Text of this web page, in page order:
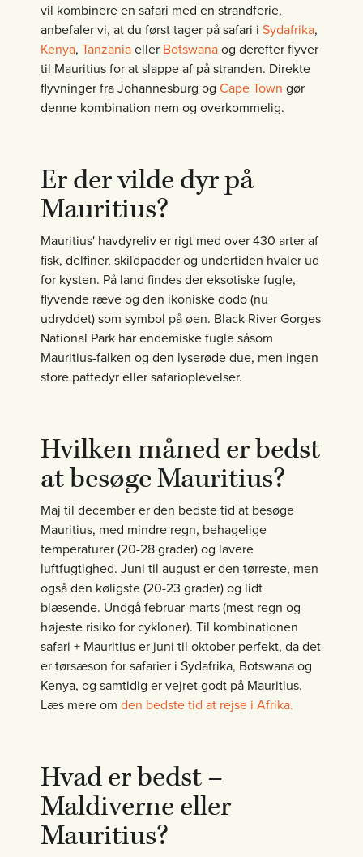
vil kombinere en safari med en strandferie,
anbefaler vi, at du først tager på safari i Sydafrika,
Kenya, Tanzaniaeller Botswanaog derefter flyver
til Mauritius for at slappe af på stranden. Direkte
flyvninger fra Johannesburg og Cape Town gør
denne kombination nem og overkommelig.
Er der vilde dyr på
Mauritius?
Mauritius' havdyreliv er rigt med over 430 arter af
fisk, delfiner, skildpadder og undertiden hvaler ud
for kysten. På land findes der eksotiske fugle,
flyvende ræve og den ikoniske dodo (nu
udryddet) som symbol på øen. Black River Gorges
National Park har endemiske fugle såsom
Mauritius-falken og den lyserøde due, men ingen
store pattedyr eller safarioplevelser.
Hvilken måned er bedst
at besøge Mauritius?
Maj til december er den bedste tid at besøge
Mauritius, med mindre regn, behagelige
temperaturer (20-28 grader) og lavere
luftfugtighed. Juni til august er den tørreste, men
også den køligste (20-23 grader) og lidt
blæsende. Undgå februar-marts (mest regn og
højeste risiko for cykloner). Til kombinationen
safari + Mauritius er juni til oktober perfekt, da det
er tørsæson for safarier i Sydafrika, Botswana og
Kenya, og samtidig er vejret godt på Mauritius.
Læs mere om den bedste tid at rejse i Afrika.
Hvad er bedst –
Maldiverne eller
Mauritius?